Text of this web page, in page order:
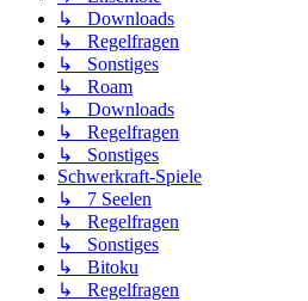
↳ Downloads
↳ Regelfragen
↳ Sonstiges
↳ Roam
↳ Downloads
↳ Regelfragen
↳ Sonstiges
Schwerkraft-Spiele
↳ 7 Seelen
↳ Regelfragen
↳ Sonstiges
↳ Bitoku
↳ Regelfragen